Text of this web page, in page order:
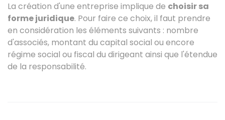
La création d'une entreprise implique de choisir sa
forme juridique. Pour faire ce choix, il faut prendre
en considération les éléments suivants : nombre
d'associés, montant du capital social ou encore
régime social ou fiscal du dirigeant ainsi que l'étendue
de la responsabilité.